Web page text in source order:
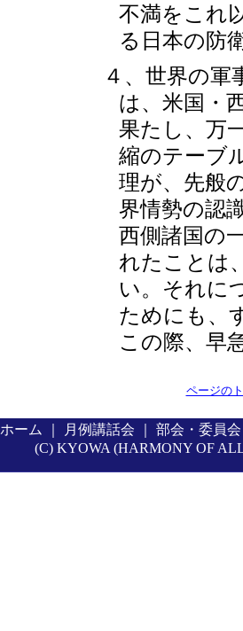
不満をこれ
る日本の防
４、世界の
は、米国・
果たし、万
縮のテーブ
理が、先般
界情勢の認
西側諸国の
れたことは
い。それに
ためにも、
この際、早
ページの
ホーム 月例講話会 部会・委員会
(C) KYOWA (HARMONY OF